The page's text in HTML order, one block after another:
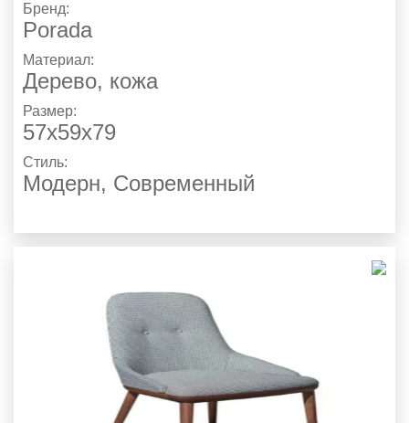
Бренд:
Porada
Материал:
Дерево, кожа
Размер:
57х59х79
Стиль:
Модерн, Современный